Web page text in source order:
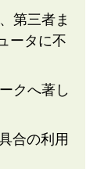
第三者ま
ータに不
クへ著し
合の利用